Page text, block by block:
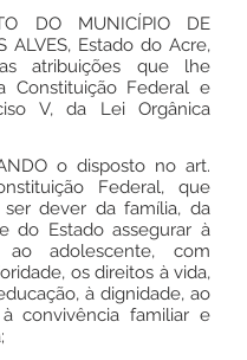
DO MUNICÍPIO DE
ALVES, Estado do Acre,
atribuições que lhe
Constituição Federal e
V, da Lei Orgânica
o disposto no art.
Federal, que
ser dever da família, da
do Estado assegurar à
adolescente, com
os direitos à vida,
à dignidade, ao
convivência familiar e